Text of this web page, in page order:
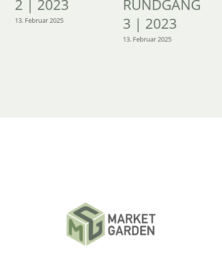
2 | 2023
13. Februar 2025
RUNDGANG
3 | 2023
13. Februar 2025